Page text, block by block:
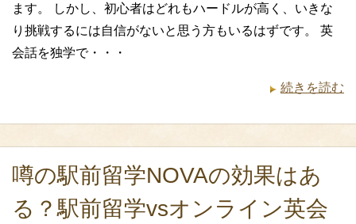
ます。 しかし、初心者はどれもハードルが高く、いきな
り挑戦するには自信がないと思う方もいるはずです。 英
会話を独学で・・・
続きを読む
噂の駅前留学NOVAの効果はあ
る？駅前留学vsオンライン英会